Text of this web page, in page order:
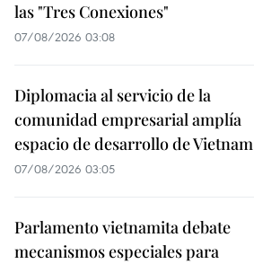
las "Tres Conexiones"
07/08/2026 03:08
Diplomacia al servicio de la
comunidad empresarial amplía
espacio de desarrollo de Vietnam
07/08/2026 03:05
Parlamento vietnamita debate
mecanismos especiales para